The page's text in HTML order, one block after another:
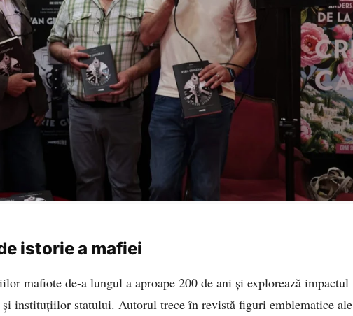
istorie a mafiei
mafiote de-a lungul a aproape 200 de ani și explorează impactul
instituțiilor statului. Autorul trece în revistă figuri emblematice ale